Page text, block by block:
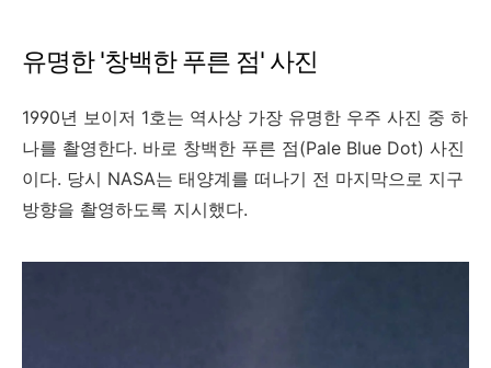
유명한 '창백한 푸른 점' 사진
1990년 보이저 1호는 역사상 가장 유명한 우주 사진 중 하
나를 촬영한다. 바로 창백한 푸른 점(Pale Blue Dot) 사진
이다. 당시 NASA는 태양계를 떠나기 전 마지막으로 지구
방향을 촬영하도록 지시했다.